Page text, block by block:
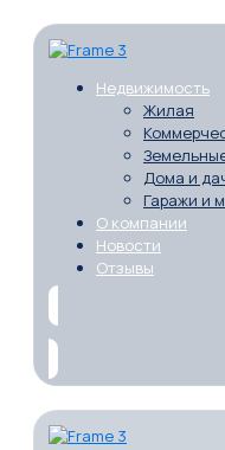
Недвижимость
Жилая
Дома и
Гаражи и
О компании
Новости
Отзывы